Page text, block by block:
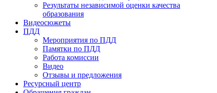
Результаты независимой оценки качества
образования
Видеосюжеты
ПДД
Мероприятия по ПДД
Памятки по ПДД
Работа комиссии
Видео
Отзывы и предложения
Ресурсный центр